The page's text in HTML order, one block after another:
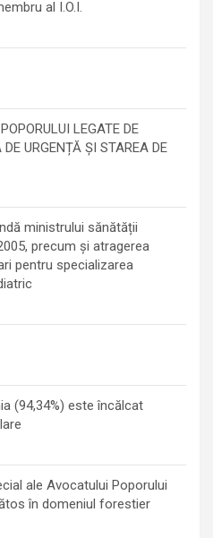
al I.O.I.
LEGATE DE
URGENȚĂ ȘI STAREA DE
ministrului sănătății
precum și atragerea
pentru specializarea
(94,34%) este încălcat
ale Avocatului Poporului
în domeniul forestier